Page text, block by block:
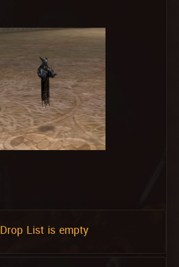
Drop List is empty